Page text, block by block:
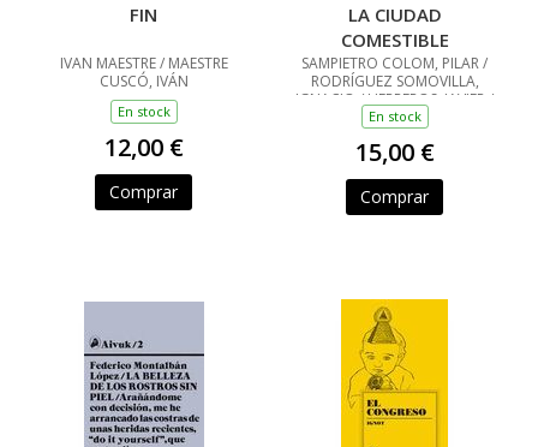
FIN
IVAN MAESTRE / MAESTRE
CUSCÓ, IVÁN
En stock
12,00 €
Comprar
LA CIUDAD
COMESTIBLE
SAMPIETRO COLOM, PILAR /
RODRÍGUEZ SOMOVILLA,
IGNACIO / HERREROS, JAVIER /
BAYO, JORGE / HERREROS
LAMAS, JABIER / BAYO LON,
JORGE
En stock
15,00 €
Comprar